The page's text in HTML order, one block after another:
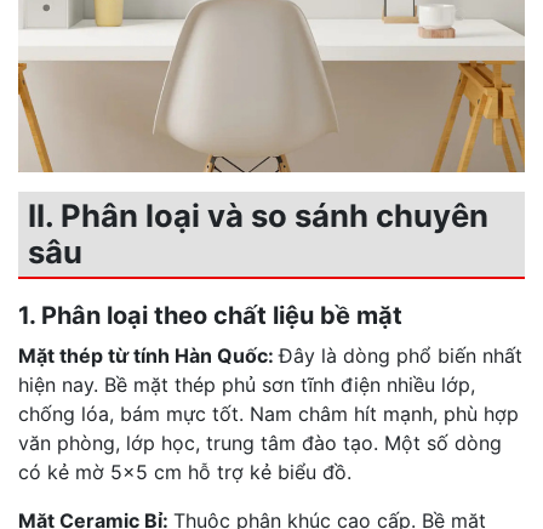
II. Phân loại và so sánh chuyên
sâu
1. Phân loại theo chất liệu bề mặt
Mặt thép từ tính Hàn Quốc:Đây là dòng phổ biến nhất
hiện nay. Bề mặt thép phủ sơn tĩnh điện nhiều lớp,
chống lóa, bám mực tốt. Nam châm hít mạnh, phù hợp
văn phòng, lớp học, trung tâm đào tạo. Một số dòng
có kẻ mờ 5×5 cm hỗ trợ kẻ biểu đồ.
Mặt Ceramic Bỉ: Thuộc phân khúc cao cấp. Bề mặt